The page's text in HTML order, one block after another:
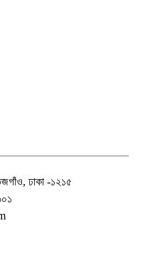
ঢাকা -১২১৫